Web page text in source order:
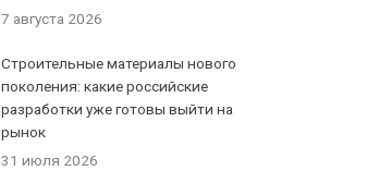
7 августа 2026
Строительные материалы нового
поколения: какие российские
разработки уже готовы выйти на
рынок
31 июля 2026